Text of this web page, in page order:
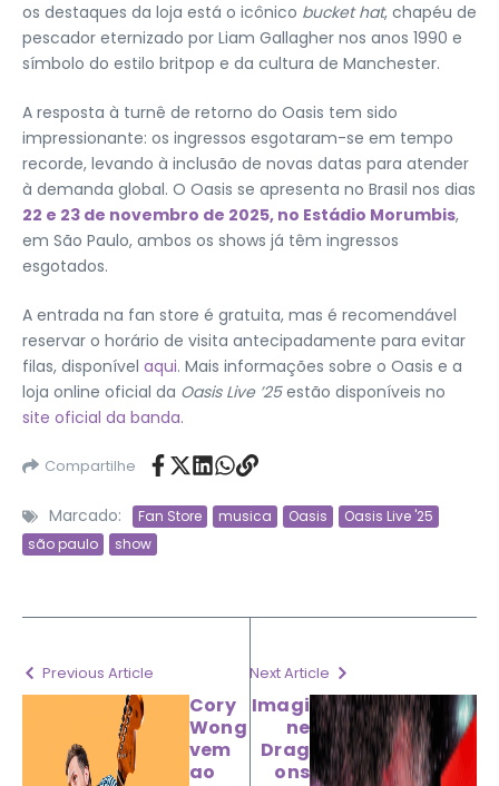
os destaques da loja está o icônico bucket hat, chapéu de
pescador eternizado por Liam Gallagher nos anos 1990 e
símbolo do estilo britpop e da cultura de Manchester.
A resposta à turnê de retorno do Oasis tem sido
impressionante: os ingressos esgotaram-se em tempo
recorde, levando à inclusão de novas datas para atender
à demanda global. O Oasis se apresenta no Brasil nos dias
22 e 23 de novembro de 2025, no Estádio Morumbis,
em São Paulo, ambos os shows já têm ingressos
esgotados.
A entrada na fan store é gratuita, mas é recomendável
reservar o horário de visita antecipadamente para evitar
filas, disponível aqui. Mais informações sobre o Oasis e a
loja online oficial da Oasis Live ’25estão disponíveis no
site oficial da banda.
Compartilhe
Marcado: Fan Store musica Oasis
Oasis Live '25
são paulo
show
Previous Article
Cory
Wong
vem
ao
Next Article
Imagi
ne
Drag
ons